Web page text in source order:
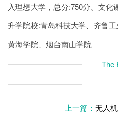
入理想大学，总分:750分。文化
升学院校:青岛科技大学、齐鲁
黄海学院、烟台南山学院
The
上一篇： 无人